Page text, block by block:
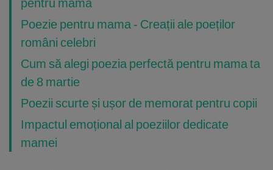
Poezie pentru mama - Creații ale poeților
români celebri
Cum să alegi poezia perfectă pentru mama ta
de 8 martie
Poezii scurte și ușor de memorat pentru copii
Impactul emoțional al poeziilor dedicate
mamei